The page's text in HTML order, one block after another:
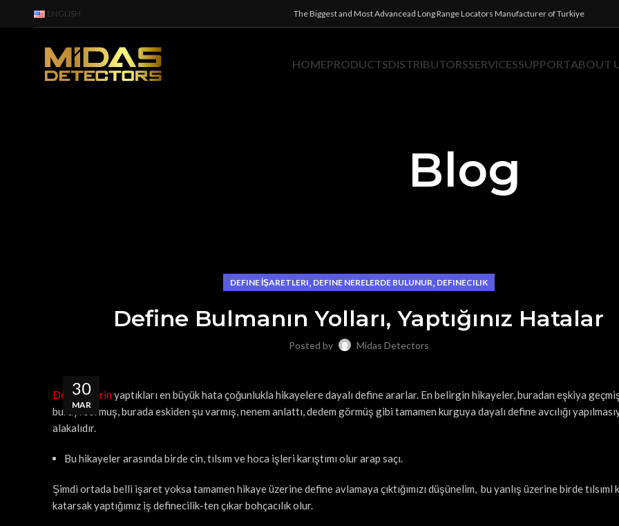
ENGLISH The Biggest and Most Advancead Long Range Locators Manufacturer of Turkiye
HOMEPRODUCTSDISTRIBUTORSSERVICESSUPPORTABOUT
Blog
DEFINE İŞARETLERI, DEFINE NERELERDE BULUNUR, DEFINECILIK
Define Bulmanın Yolları, Yaptığınız Hatalar
Posted by Midas Detectors
30
MAR
Definecilerinyaptıkları en büyük hata çoğunlukla hikayelere dayalı define ararlar. En belirgin hikayeler, buradan eşkiya
burayı sormuş, burada eskiden şu varmış, nenem anlattı, dedem görmüş gibi tamamen kurguya dayalı define avcılığı
alakalıdır.
Bu hikayeler arasında birde cin, tılsım ve hoca işleri karıştımı olur arap saçı.
Şimdi ortada belli işaret yoksa tamamen hikaye üzerine define avlamaya çıktığımızı düşünelim, bu yanlış üzerine birde tılsıml
katarsak yaptığımız iş definecilik-ten çıkar bohçacılık olur.